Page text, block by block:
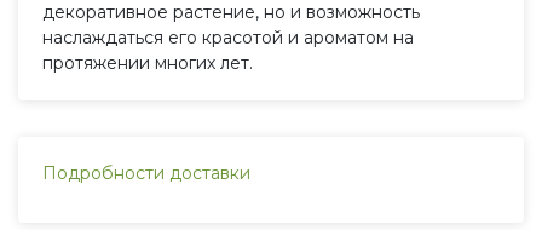
декоративное растение, но и возможность
наслаждаться его красотой и ароматом на
протяжении многих лет.
Подробности доставки